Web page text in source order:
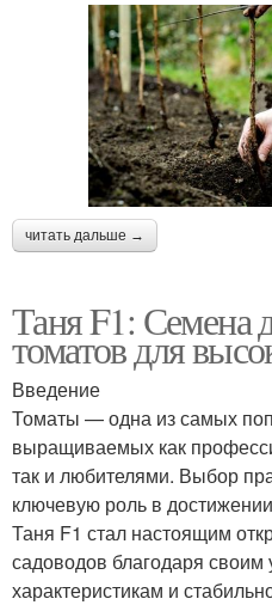
читать дальше →
Таня F1: Семена
томатов для
Введение
Томаты — одна из самых
выращиваемых как
так и любителями. Выбор
ключевую роль в
Таня F1 стал настоящим
садоводов благодаря
характеристикам и